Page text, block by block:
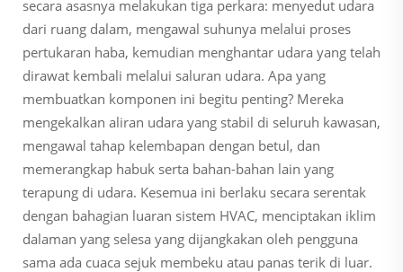
secara asasnya melakukan tiga perkara: menyedut udara
dari ruang dalam, mengawal suhunya melalui proses
pertukaran haba, kemudian menghantar udara yang telah
dirawat kembali melalui saluran udara. Apa yang
membuatkan komponen ini begitu penting? Mereka
mengekalkan aliran udara yang stabil di seluruh kawasan,
mengawal tahap kelembapan dengan betul, dan
memerangkap habuk serta bahan-bahan lain yang
terapung di udara. Kesemua ini berlaku secara serentak
dengan bahagian luaran sistem HVAC, menciptakan iklim
dalaman yang selesa yang dijangkakan oleh pengguna
sama ada cuaca sejuk membeku atau panas terik di luar.